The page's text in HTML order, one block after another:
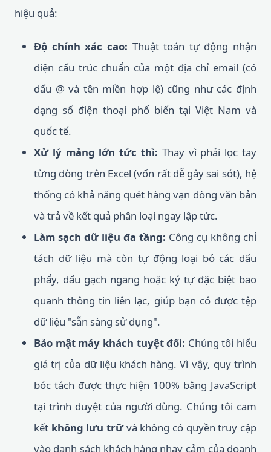
hiệu quả:
Độ chính xác cao: Thuật toán tự động nhận
diện cấu trúc chuẩn của một địa chỉ email (có
dấu @ và tên miền hợp lệ) cũng như các định
dạng số điện thoại phổ biến tại Việt Nam và
quốc tế.
Xử lý mảng lớn tức thì: Thay vì phải lọc tay
từng dòng trên Excel (vốn rất dễ gây sai sót), hệ
thống có khả năng quét hàng vạn dòng văn bản
và trả về kết quả phân loại ngay lập tức.
Làm sạch dữ liệu đa tầng: Công cụ không chỉ
tách dữ liệu mà còn tự động loại bỏ các dấu
phẩy, dấu gạch ngang hoặc ký tự đặc biệt bao
quanh thông tin liên lạc, giúp bạn có được tệp
dữ liệu "sẵn sàng sử dụng".
Bảo mật máy khách tuyệt đối: Chúng tôi hiểu
giá trị của dữ liệu khách hàng. Vì vậy, quy trình
bóc tách được thực hiện 100% bằng JavaScript
tại trình duyệt của người dùng. Chúng tôi cam
kết không lưu trữvà không có quyền truy cập
vào danh sách khách hàng nhạy cảm của doanh